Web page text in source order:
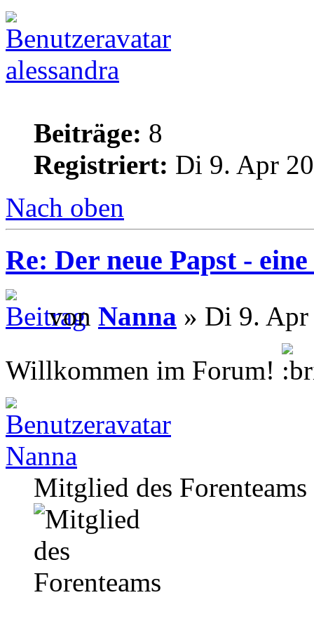
alessandra
Beiträge: 8
Registriert: Di 9. Apr
Nach oben
Re: Der neue Papst -
von Nanna » Di 9.
Willkommen im Forum!
Nanna
Mitglied des Forenteams